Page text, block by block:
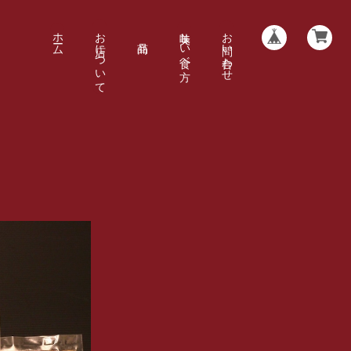
ホーム お店について 美味しい食べ方 お問い合わせ